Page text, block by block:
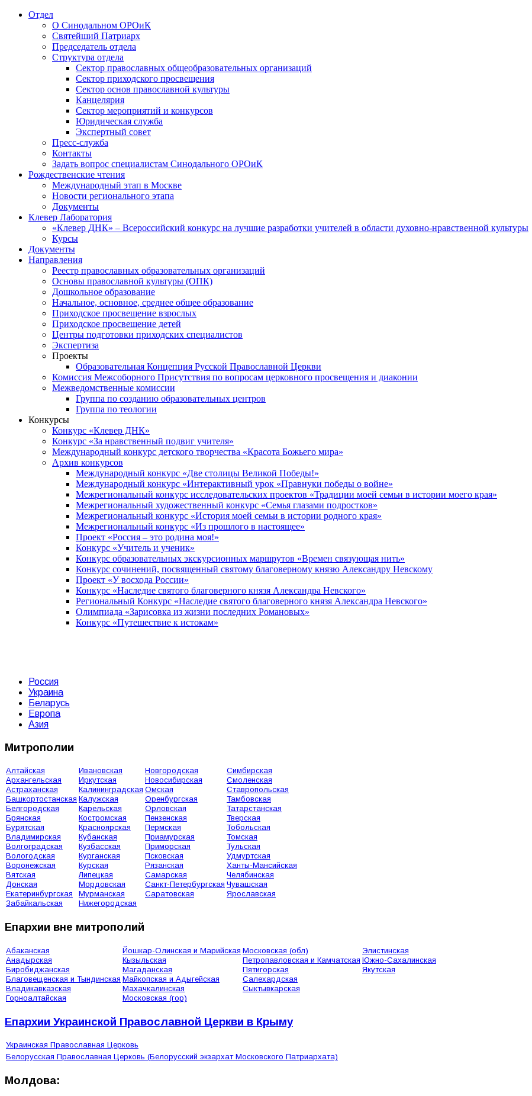
Отдел
О Синодальном ОРОиК
Святейший Патриарх
Председатель отдела
Структура отдела
Сектор православных общеобразовательных организаций
Сектор приходского просвещения
Сектор основ православной культуры
Канцелярия
Сектор мероприятий и конкурсов
Юридическая служба
Экспертный совет
Пресс-служба
Контакты
Задать вопрос специалистам Синодального ОРОиК
Рождественские чтения
Международный этап в Москве
Новости регионального этапа
Документы
Клевер Лаборатория
«Клевер ДНК» – Всероссийский конкурс на лучшие разработки учителей в области духовно-нравственной культуры
Курсы
Документы
Направления
Реестр православных образовательных организаций
Основы православной культуры (ОПК)
Дошкольное образование
Начальное, основное, среднее общее образование
Приходское просвещение взрослых
Приходское просвещение детей
Центры подготовки приходских специалистов
Экспертиза
Проекты
Образовательная Концепция Русской Православной Церкви
Комиссия Межсоборного Присутствия по вопросам церковного просвещения и диаконии
Межведомственные комиссии
Группа по созданию образовательных центров
Группа по теологии
Конкурсы
Конкурс «Клевер ДНК»
Конкурс «За нравственный подвиг учителя»
Международный конкурс детского творчества «Красота Божьего мира»
Архив конкурсов
Международный конкурс «Две столицы Великой Победы!»
Международный конкурс «Интерактивный урок «Правнуки победы о войне»
Межрегиональный конкурс исследовательских проектов «Традиции моей семьи в истории моего края»
Межрегиональный художественный конкурс «Семья глазами подростков»
Межрегиональный конкурс «История моей семьи в истории родного края»
Межрегиональный конкурс «Из прошлого в настоящее»
Проект «Россия – это родина моя!»
Конкурс «Учитель и ученик»
Конкурс образовательных экскурсионных маршрутов «Времен связующая нить»
Конкурс сочинений, посвященный святому благоверному князю Александру Невскому
Проект «У восхода России»
Конкурс «Наследие святого благоверного князя Александра Невского»
Региональный Конкурс «Наследие святого благоверного князя Александра Невского»
Олимпиада «Зарисовка из жизни последних Романовых»
Конкурс «Путешествие к истокам»
Россия
Украина
Беларусь
Европа
Азия
Митрополии
Алтайская
Архангельская
Астраханская
Башкортостанская
Белгородская
Брянская
Бурятская
Владимирская
Волгоградская
Вологодская
Воронежская
Вятская
Донская
Екатеринбургская
Забайкальская
Ивановская
Иркутская
Калининградская
Калужская
Карельская
Костромская
Красноярская
Кубанская
Кузбасская
Курганская
Курская
Липецкая
Мордовская
Мурманская
Нижегородская
Новгородская
Новосибирская
Омская
Оренбургская
Орловская
Пензенская
Пермская
Приамурская
Приморская
Псковская
Рязанская
Самарская
Санкт-Петербургская
Саратовская
Симбирская
Смоленская
Ставропольская
Тамбовская
Татарстанская
Тверская
Тобольская
Томская
Тульская
Удмуртская
Ханты-Мансийская
Челябинская
Чувашская
Ярославская
Епархии вне митрополий
Абаканская
Анадырская
Биробиджанская
Благовещенская и Тындинская
Владикавказская
Горноалтайская
Йошкар-Олинская и Марийская
Кызыльская
Магаданская
Майкопская и Адыгейская
Махачкалинская
Московская (гор)
Московская (обл)
Петропавловская и Камчатская
Пятигорская
Салехардская
Сыктывкарская
Элистинская
Южно-Сахалинская
Якутская
Епархии Украинской Православной Церкви в Крыму
Украинская Православная Церковь
Белорусская Православная Церковь (Белорусский экзархат Московского Патриархата)
Молдова: